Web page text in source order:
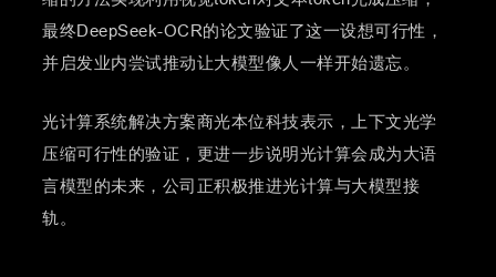
最终DeepSeek-OCR的论文验证了这一设想可行性，
并启发业内尝试推动让大模型像人一样开始遗忘。
光计算系统解决方案商光本位科技表示，上下文光学
压缩可行性的验证，更进一步说明光计算会成为大语
言模型的未来，公司正积极推进光计算与大模型接
轨。